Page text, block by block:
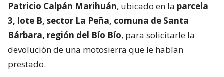
Patricio Calpán Marihuán, ubicado en la parcela
3, lote B, sector La Peña, comuna de Santa
Bárbara, región del Bío Bío, para solicitarle la
devolución de una motosierra que le habían
prestado.